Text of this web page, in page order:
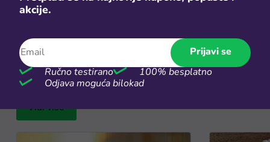
pakete van EU?
Objavljeno 04.07.2026
prije
Objavljeno
Sezonske rasprodaje
Vidi više
akcije.
Prijavi se
Ručno testirano
100% besplatno
Odjava moguća bilokad